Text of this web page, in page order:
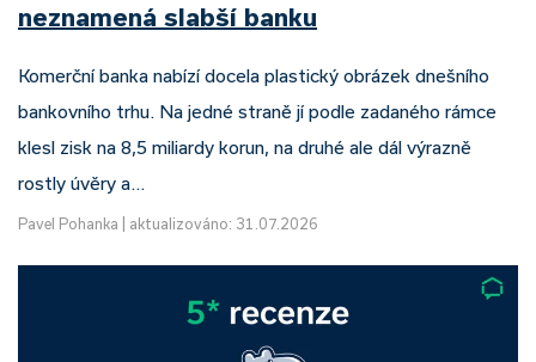
neznamená slabší banku
Komerční banka nabízí docela plastický obrázek dnešního
bankovního trhu. Na jedné straně jí podle zadaného rámce
klesl zisk na 8,5 miliardy korun, na druhé ale dál výrazně
rostly úvěry a…
Pavel Pohanka aktualizováno: 31.07.2026